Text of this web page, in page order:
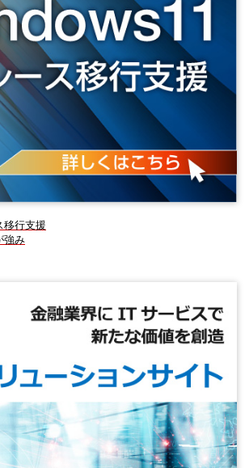
移行支援
強み